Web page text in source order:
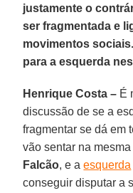
justamente o
ser fragmentada e
movimentos
para a esquerda
Henrique Costa – É
discussão de se a
fragmentar se dá em
vão sentar na
Falcão, e aesquerda
conseguir disputar a